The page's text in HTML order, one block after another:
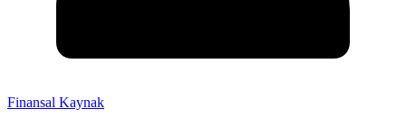
Finansal Kaynak